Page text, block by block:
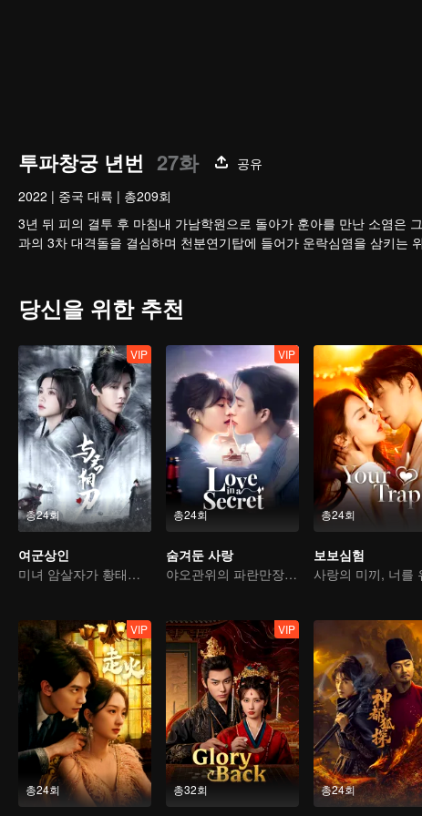
투파창궁 년번 27화
공유
2022 | 중국 대륙 | 총209회
3년 뒤 피의 결투 후 마침내 가남학원으로 돌아가 훈아를 만난 소염은
과의 3차 대격돌을 결심하며 천분연기탑에 들어가 운락심염을 삼키는
당신을 위한 추천
총24회
VIP
여군상인
미녀 암살자가 황태자의 마음을 사로잡는다
총24회
VIP
숨겨둔 사랑
야오관위의 파란만장 연애사
총24회
보보심험
총24회
VIP
총32회
VIP
총24회